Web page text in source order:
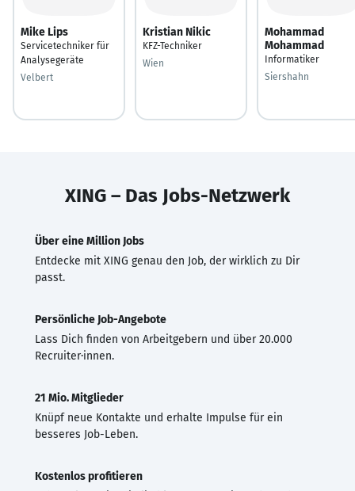
Mike Lips
Servicetechniker für
Analysegeräte
Velbert
Kristian Nikic
KFZ-Techniker
Wien
Mohammad
Mohammad
Informatiker
Siershahn
XING – Das Jobs-Netzwerk
Über eine Million Jobs
Entdecke mit XING genau den Job, der wirklich zu Dir
passt.
Persönliche Job-Angebote
Lass Dich finden von Arbeitgebern und über 20.000
Recruiter·innen.
21 Mio. Mitglieder
Knüpf neue Kontakte und erhalte Impulse für ein
besseres Job-Leben.
Kostenlos profitieren